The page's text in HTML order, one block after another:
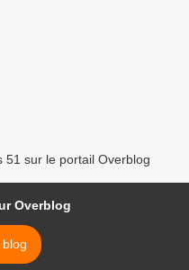
51 sur le portail Overblog
Overblog